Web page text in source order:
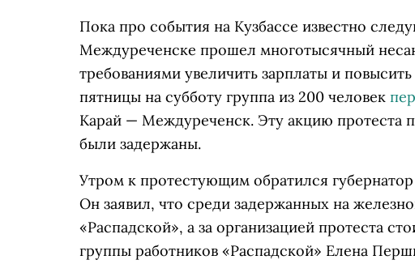
Пока про события на Кузбассе известно
Междуреченске прошел многотысячный
требованиями увеличить зарплаты и
пятницы на субботу группа из 200 человек
Карай — Междуреченск. Эту акцию
были задержаны.
Утром к протестующим обратился
Он заявил, что среди задержанных на
«Распадской», а за организацией протеста
группы работников «Распадской» Елена